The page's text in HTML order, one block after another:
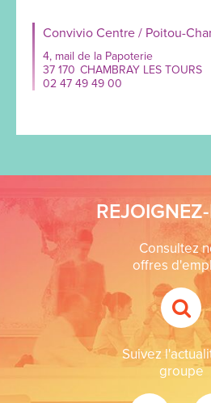
Convivio Centre / Poitou-
4, mail de la Papoterie
37 170 CHAMBRAY LES TOURS
02 47 49 49 00
Consultez
offres
Suivez
groupe